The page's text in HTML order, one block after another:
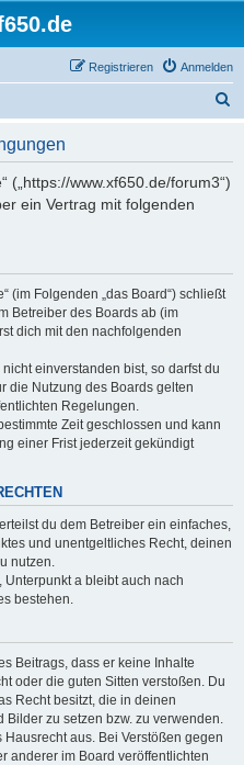
Anmelden
Registrieren
(„https://www.xf650.de/forum3“)
ein Vertrag mit folgenden
(im Folgenden „das Board“) schließt
Betreiber des Boards ab (im
dich mit den nachfolgenden
einverstanden bist, so darfst du
die Nutzung des Boards gelten
Regelungen.
Zeit geschlossen und kann
einer Frist jederzeit gekündigt
du dem Betreiber ein einfaches,
und unentgeltliches Recht, deinen
nutzen.
Unterpunkt a bleibt auch nach
bestehen.
Beitrags, dass er keine Inhalte
oder die guten Sitten verstoßen. Du
Recht besitzt, die in deinen
zu setzen bzw. zu verwenden.
aus. Bei Verstößen gegen
anderer im Board veröffentlichten